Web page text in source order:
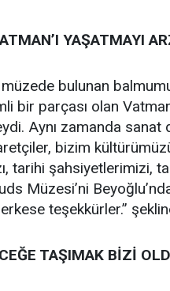
YAŞATMAYI
bulunan
bir parçası olan
Aynı zamanda sanat
bizim
tarihi şahsiyetlerimizi,
Müzesi’ni
teşekkürler.”
TAŞIMAK BİZİ